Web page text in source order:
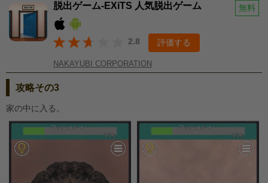
脱出ゲーム-EXiTS 人気脱出ゲーム 無料
2.8 評価する
NAKAYUBI CORPORATION
攻略その3
家の中に入る。